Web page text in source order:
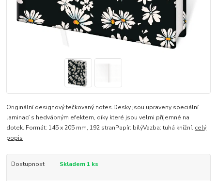
Originální designový tečkovaný notes.Desky jsou upraveny speciální
laminací s hedvábným efektem, díky které jsou velmi příjemné na
dotek. Formát: 145 x 205 mm, 192 stranPapír: bílýVazba: tuhá knižní. celý
popis
Dostupnost Skladem 1 ks